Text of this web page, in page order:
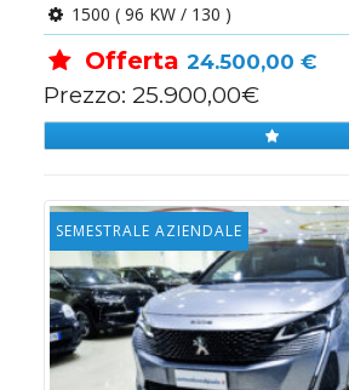
1500 ( 96 KW / 130 )
Offerta 24.500,00 €
Prezzo: 25.900,00€
SEMESTRALE AZIENDALE